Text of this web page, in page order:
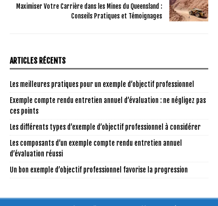
Maximiser Votre Carrière dans les Mines du Queensland :
Conseils Pratiques et Témoignages
ARTICLES RÉCENTS
Les meilleures pratiques pour un exemple d’objectif professionnel
Exemple compte rendu entretien annuel d’évaluation : ne négligez pas
ces points
Les différents types d’exemple d’objectif professionnel à considérer
Les composants d’un exemple compte rendu entretien annuel
d’évaluation réussi
Un bon exemple d’objectif professionnel favorise la progression